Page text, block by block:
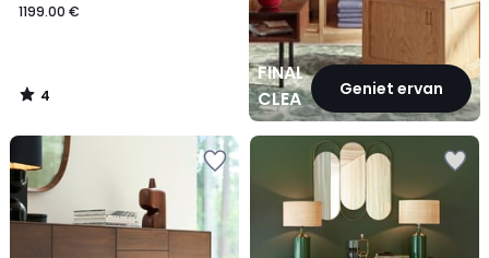
1199.00 €
4
/
FINAL
CLEARANCEGeniet ervan